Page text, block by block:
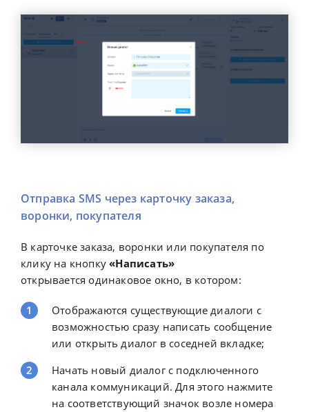
Отправка SMS через карточку заказа,
воронки, покупателя
В карточке заказа, воронки или покупателя по
клику на кнопку«Написать»
открывается одинаковое окно, в котором:
Отображаются существующие диалоги с
возможностью сразу написать сообщение
или открыть диалог в соседней вкладке;
Начать новый диалог с подключенного
канала коммуникаций. Для этого нажмите
на соответствующий значок возле номера